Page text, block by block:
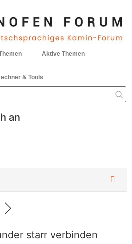
Aktive Themen
& Tools
an
starr verbinden